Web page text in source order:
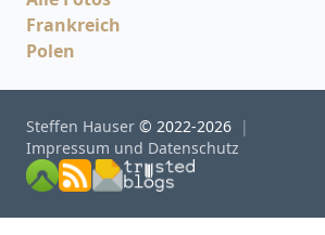
Frankreich
Polen
Steffen Hauser © 2022-2026
Impressum und Datenschutz